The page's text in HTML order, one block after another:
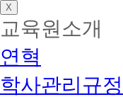
X
교육원소개
연혁
학사관리규정